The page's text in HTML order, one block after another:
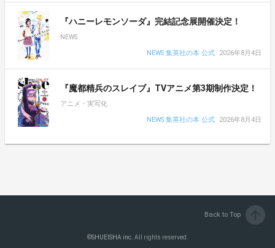
『ハニーレモンソーダ』完結記念展開催決定！
NEWS
NEWS 集英社の本 公式
2026年8月4日
『魔都精兵のスレイブ』TVアニメ第3期制作決定！
アニメ・実写化
NEWS 集英社の本 公式
2026年8月4日
Back to Top
©SHUEISHA inc. All rights reserved.